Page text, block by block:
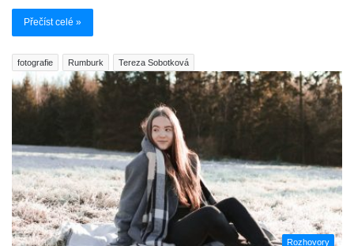
Přečíst celé »
fotografie Rumburk Tereza Sobotková
Rozhovory